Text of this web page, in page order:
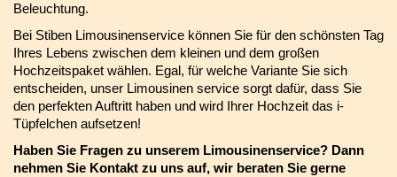
Beleuchtung.
Bei Stiben Limousinenservice können Sie für den schönsten Tag
Ihres Lebens zwischen dem kleinen und dem großen
Hochzeitspaket wählen. Egal, für welche Variante Sie sich
entscheiden, unser Limousinen service sorgt dafür, dass Sie
den perfekten Auftritt haben und wird Ihrer Hochzeit das i-
Tüpfelchen aufsetzen!
Haben Sie Fragen zu unserem Limousinenservice? Dann
nehmen Sie Kontakt zu uns auf, wir beraten Sie gerne